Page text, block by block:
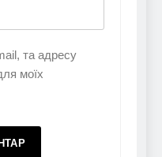
та адресу
моїх